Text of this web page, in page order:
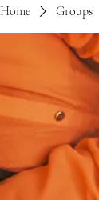
Home Groups